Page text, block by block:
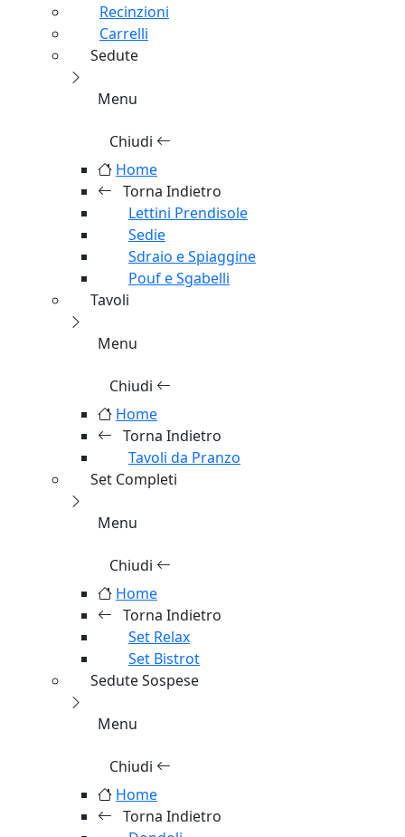
Teli di Ricambio e Accessori
Recinzioni
Sedute
Menu
Chiudi
Home
Torna Indietro
Lettini Prendisole
Sedie
Tavoli
Menu
Chiudi
Torna Indietro
Tavoli da Pranzo
Menu
Chiudi
Torna Indietro
Set Bistrot
Menu